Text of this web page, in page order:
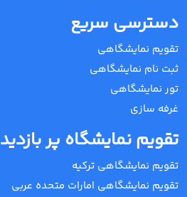
دسترسی سریع
تقویم نمایشگاهی
ثبت نام نمایشگاهی
تور نمایشگاهی
غرفه سازی
تقویم نمایشگاه پر بازدید
تقویم نمایشگاهی ترکیه
تقویم نمایشگاهی امارات متحده عربی